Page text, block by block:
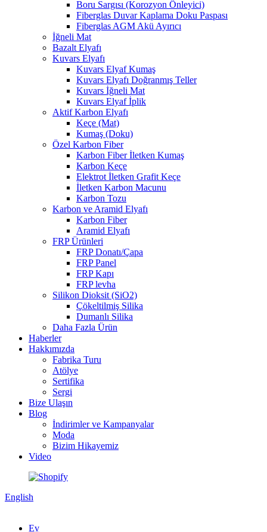
Boru Sargısı (Korozyon Önleyici)
Fiberglas Duvar Kaplama Doku Paspası
Fiberglas AGM Akü Ayırıcı
İğneli Mat
Bazalt Elyafı
Kuvars Elyafı
Kuvars Elyaf Kumaş
Kuvars Elyafı Doğranmış Teller
Kuvars İğneli Mat
Kuvars Elyaf İplik
Aktif Karbon Elyafı
Keçe (Mat)
Kumaş (Doku)
Özel Karbon Fiber
Karbon Fiber İletken Kumaş
Karbon Keçe
Elektrot İletken Grafit Keçe
İletken Karbon Macunu
Karbon Tozu
Karbon ve Aramid Elyafı
Karbon Fiber
Aramid Elyafı
FRP Ürünleri
FRP Donatı/Çapa
FRP Panel
FRP Kapı
FRP levha
Silikon Dioksit (SiO2)
Çökeltilmiş Silika
Dumanlı Silika
Daha Fazla Ürün
Haberler
Hakkımızda
Fabrika Turu
Atölye
Sertifika
Sergi
Bize Ulaşın
Blog
İndirimler ve Kampanyalar
Moda
Bizim Hikayemiz
Video
English
Ev